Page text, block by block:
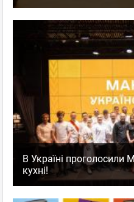
В Україні проголосили
кухні!